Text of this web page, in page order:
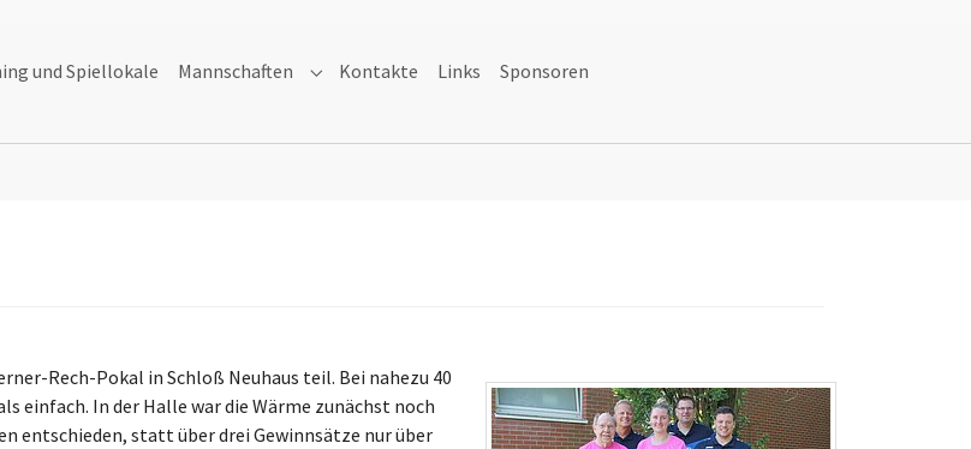
for "Verein"
und Spiellokale Mannschaften Submenu for "Mannschaften"
Kontakte Links Sponsoren
Rech-Pokal in Schloß Neuhaus teil. Bei nahezu 40
einfach. In der Halle war die Wärme zunächst noch
entschieden, statt über drei Gewinnsätze nur über